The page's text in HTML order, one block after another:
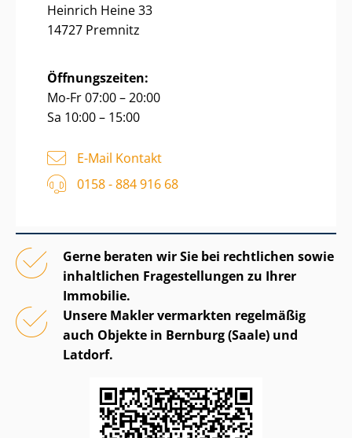
Heinrich Heine 33
14727 Premnitz
Öffnungszeiten:
Mo-Fr 07:00 – 20:00
Sa 10:00 – 15:00
E-Mail Kontakt
0158 - 884 916 68
Gerne beraten wir Sie bei rechtlichen sowie
inhaltlichen Fragestellungen zu Ihrer
Immobilie.
Unsere Makler vermarkten regelmäßig
auch Objekte in Bernburg (Saale) und
Latdorf.